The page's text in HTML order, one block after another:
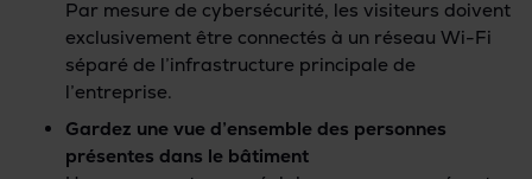
Par mesure de cybersécurité, les visiteurs doivent
exclusivement être connectés à un réseau Wi-Fi
séparé de l’infrastructure principale de
l’entreprise.
Gardez une vue d’ensemble des personnes
présentes dans le bâtiment